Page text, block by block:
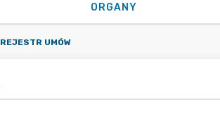
ORGANY
REJESTR UMÓW